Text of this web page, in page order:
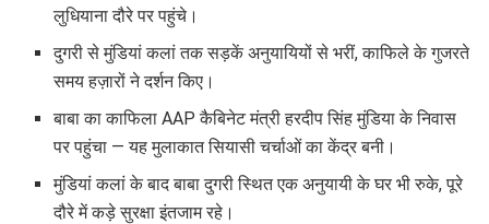
लुधियाना दौरे पर पहुंचे।
दुगरी से मुंडियां कलां तक सड़कें अनुयायियों से भरीं, काफिले के गुजरते
समय हज़ारों ने दर्शन किए।
बाबा का काफिला AAP कैबिनेट मंत्री हरदीप सिंह मुंडिया के निवास
पर पहुंचा — यह मुलाकात सियासी चर्चाओं का केंद्र बनी।
मुंडियां कलां के बाद बाबा दुगरी स्थित एक अनुयायी के घर भी रुके, पूरे
दौरे में कड़े सुरक्षा इंतजाम रहे।